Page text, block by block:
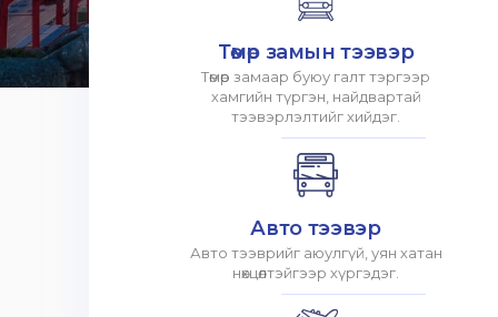
Төмөр замын тээвэр
Төмөр замаар буюу галт тэргээр
хамгийн түргэн, найдвартай
тээвэрлэлтийг хийдэг.
Авто тээвэр
Авто тээврийг аюулгүй, уян хатан
нөхцөлтэйгээр хүргэдэг.